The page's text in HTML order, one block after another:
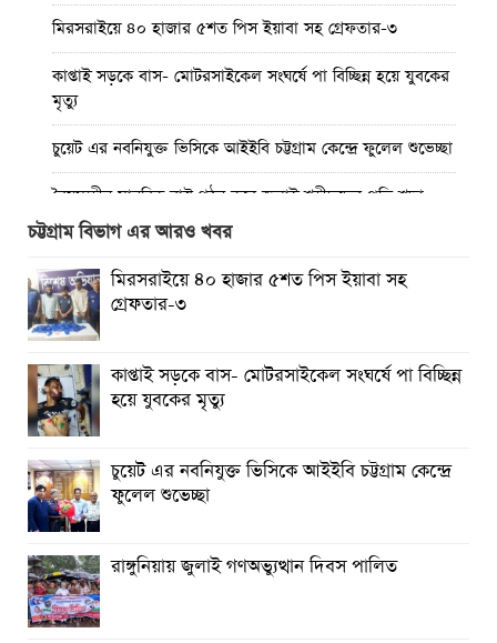
মিরসরাইয়ে ৪০ হাজার ৫শত পিস ইয়াবা সহ গ্রেফতার-৩
কাপ্তাই সড়কে বাস- মোটরসাইকেল সংঘর্ষে পা বিচ্ছিন্ন হয়ে যুবকের
মৃত্যু
চুয়েট এর নবনিযুক্ত ভিসিকে আইইবি চট্টগ্রাম কেন্দ্রে ফুলেল শুভেচ্ছা
বৈষম্যহীন মানবিক রাষ্ট্র গঠন করে জুলাই শহীদদের প্রতি শ্রদ্ধা
জানাতে হবে : জননেতা সাইফুল হক
তিন দিন পর ব্রহ্মপুত্র নদে নিখোঁজ সাইফুলের মরদেহ গফরগাঁও
থেকে উদ্ধার
ব্রহ্মপুত্র নদে নিখোঁজ কৃষকের সন্ধান মেলেনি
রাঙ্গুনিয়ায় জুলাই গণঅভ্যুত্থান দিবস পালিত
পার্বতীপুরে জুলাই গণঅভ্যুত্থান দিবস পালন
আত্রাইয়ে যথাযোগ্য মর্যাদায় ‘জুলাই গণঅভ্যুত্থান দিবস’ পালিত
চট্টগ্রাম বিভাগ এর আরও খবর
মিরসরাইয়ে ৪০ হাজার ৫শত পিস ইয়াবা সহ
গ্রেফতার-৩
কাপ্তাই সড়কে বাস- মোটরসাইকেল সংঘর্ষে পা বিচ্ছিন্ন
হয়ে যুবকের মৃত্যু
চুয়েট এর নবনিযুক্ত ভিসিকে আইইবি চট্টগ্রাম কেন্দ্রে
ফুলেল শুভেচ্ছা
রাঙ্গুনিয়ায় জুলাই গণঅভ্যুত্থান দিবস পালিত